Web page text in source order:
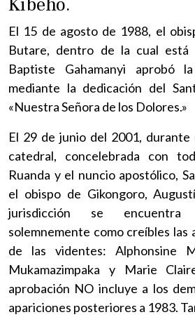
El 15 de agosto de 1988, el
Butare, dentro de la cual está
Baptiste Gahamanyi aprobó
mediante la dedicación del
«Nuestra Señora de los Dolores.»
El 29 de junio del 2001, durante
catedral, concelebrada con
Ruanda y el nuncio apostólico,
el obispo de Gikongoro,
jurisdicción se encuentra
solemnemente como creíbles las
de las videntes: Alphonsine
Mukamazimpaka y Marie
aprobación NO incluye a los
apariciones posteriores a 1983.